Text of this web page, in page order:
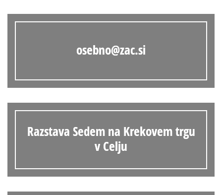
osebno@zac.si
Razstava Sedem na Krekovem trgu
v Celju